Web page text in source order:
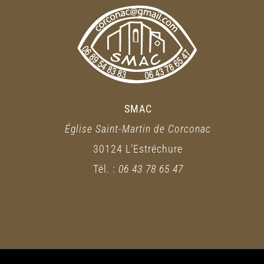
SMAC
Église Saint-Martin de Corconac
30124 L’Estréchure
Tél. : 06 43 78 65 47